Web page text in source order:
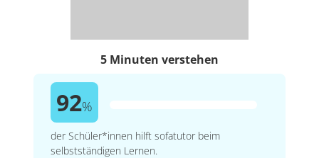
5 Minuten verstehen
92%
der Schüler*innen hilft sofatutor beim
selbstständigen Lernen.